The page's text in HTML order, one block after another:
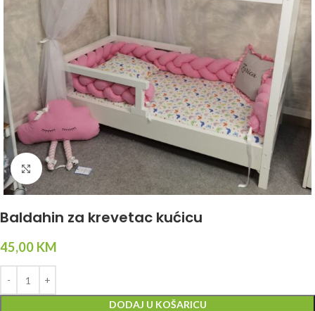
Click to enlarge
Baldahin za krevetac kućicu
45,00 KM
DODAJ U KOŠARICU